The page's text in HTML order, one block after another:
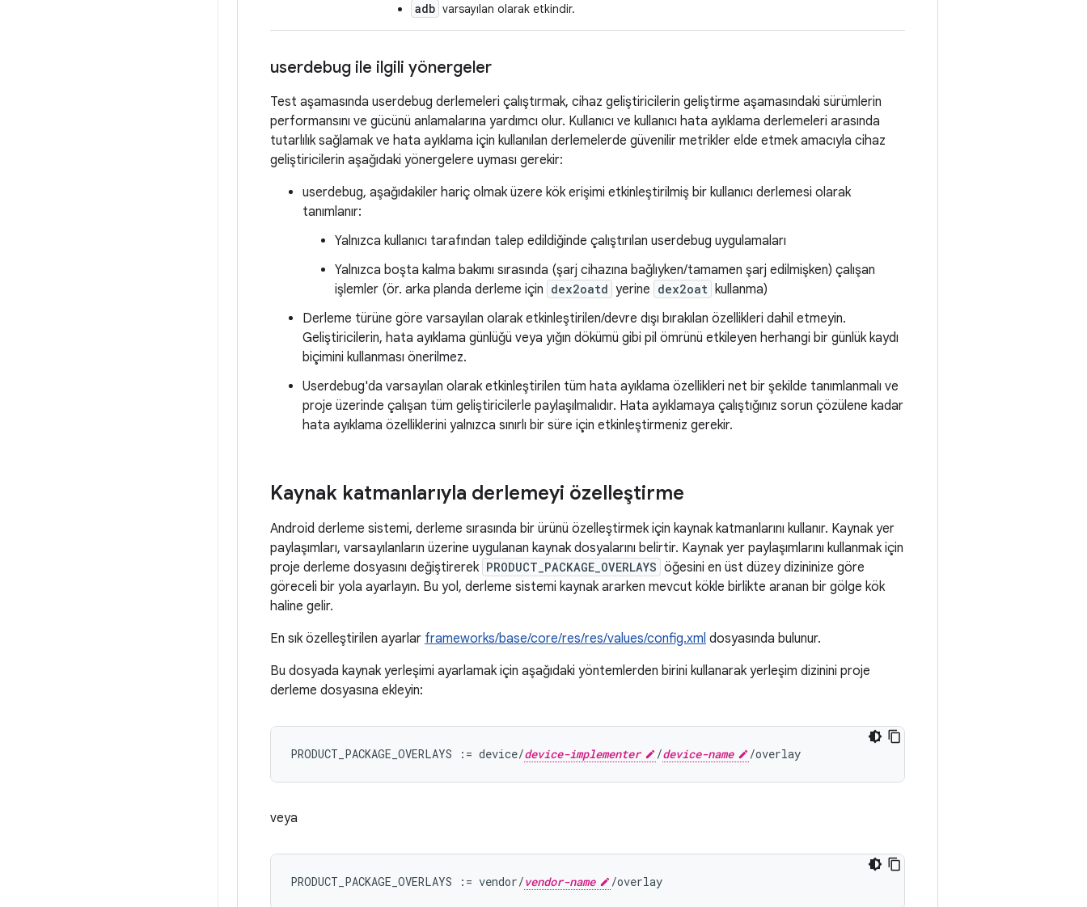
adb varsayılan olarak etkindir.
userdebug ile ilgili yönergeler
Test aşamasında userdebug derlemeleri çalıştırmak, cihaz geliştiricilerin geliştirme aşamasındaki sürümlerin
performansını ve gücünü anlamalarına yardımcı olur. Kullanıcı ve kullanıcı hata ayıklama derlemeleri arasında
tutarlılık sağlamak ve hata ayıklama için kullanılan derlemelerde güvenilir metrikler elde etmek amacıyla cihaz
geliştiricilerin aşağıdaki yönergelere uyması gerekir:
userdebug, aşağıdakiler hariç olmak üzere kök erişimi etkinleştirilmiş bir kullanıcı derlemesi olarak
tanımlanır:
Yalnızca kullanıcı tarafından talep edildiğinde çalıştırılan userdebug uygulamaları
Yalnızca boşta kalma bakımı sırasında (şarj cihazına bağlıyken/tamamen şarj edilmişken) çalışan
işlemler (ör. arka planda derleme için dex2oatd yerine dex2oat kullanma)
Derleme türüne göre varsayılan olarak etkinleştirilen/devre dışı bırakılan özellikleri dahil etmeyin.
Geliştiricilerin, hata ayıklama günlüğü veya yığın dökümü gibi pil ömrünü etkileyen herhangi bir günlük kaydı
biçimini kullanması önerilmez.
Userdebug'da varsayılan olarak etkinleştirilen tüm hata ayıklama özellikleri net bir şekilde tanımlanmalı ve
proje üzerinde çalışan tüm geliştiricilerle paylaşılmalıdır. Hata ayıklamaya çalıştığınız sorun çözülene kadar
hata ayıklama özelliklerini yalnızca sınırlı bir süre için etkinleştirmeniz gerekir.
Kaynak katmanlarıyla derlemeyi özelleştirme
Android derleme sistemi, derleme sırasında bir ürünü özelleştirmek için kaynak katmanlarını kullanır. Kaynak yer
paylaşımları, varsayılanların üzerine uygulanan kaynak dosyalarını belirtir. Kaynak yer paylaşımlarını kullanmak için
proje derleme dosyasını değiştirerek PRODUCT_PACKAGE_OVERLAYS öğesini en üst düzey dizininize göre
göreceli bir yola ayarlayın. Bu yol, derleme sistemi kaynak ararken mevcut kökle birlikte aranan bir gölge kök
haline gelir.
En sık özelleştirilen ayarlar frameworks/base/core/res/res/values/config.xml dosyasında bulunur.
Bu dosyada kaynak yerleşimi ayarlamak için aşağıdaki yöntemlerden birini kullanarak yerleşim dizinini proje
derleme dosyasına ekleyin:
PRODUCT_PACKAGE_OVERLAYS := device/device-implementer /device-name
veya
PRODUCT_PACKAGE_OVERLAYS := vendor/vendor-name